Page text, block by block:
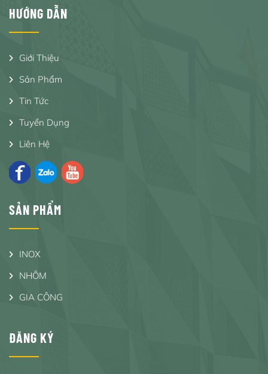
HƯỚNG DẪN
Giới Thiệu
Sản Phẩm
Tin Tức
Tuyển Dụng
Liên Hệ
SẢN PHẨM
INOX
NHÔM
GIA CÔNG
ĐĂNG KÝ